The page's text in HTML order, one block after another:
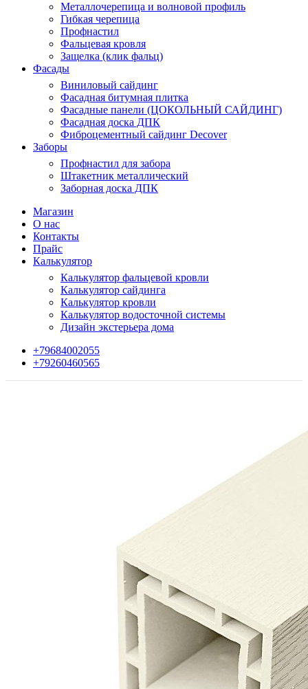
Металлочерепица и волновой профиль
Гибкая черепица
Профнастил
Фальцевая кровля
Защелка (клик фальц)
Фасады
Виниловый сайдинг
Фасадная битумная плитка
Фасадные панели (ЦОКОЛЬНЫЙ САЙДИНГ)
Фасадная доска ДПК
Фиброцементный сайдинг Decover
Заборы
Профнастил для забора
Штакетник металлический
Заборная доска ДПК
Магазин
О нас
Контакты
Прайс
Калькулятор
Калькулятор фальцевой кровли
Калькулятор сайдинга
Калькулятор кровли
Калькулятор водосточной системы
Дизайн экстерьера дома
+79684002055
+79260460565